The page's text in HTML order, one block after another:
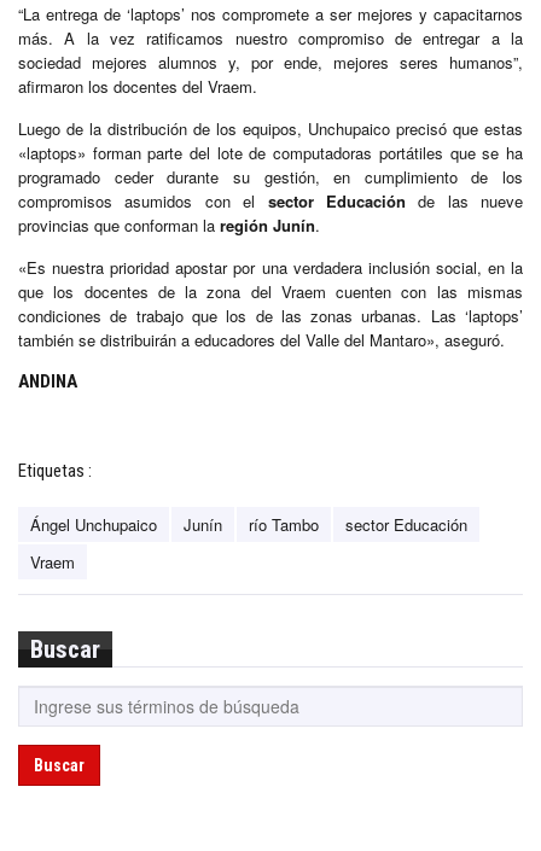
“La entrega de ‘laptops’ nos compromete a ser mejores y capacitarnos
más. A la vez ratificamos nuestro compromiso de entregar a la
sociedad mejores alumnos y, por ende, mejores seres humanos”,
afirmaron los docentes del Vraem.
Luego de la distribución de los equipos, Unchupaico precisó que estas
«laptops» forman parte del lote de computadoras portátiles que se ha
programado ceder durante su gestión, en cumplimiento de los
compromisos asumidos con el sector Educación de las nueve
provincias que conforman la región Junín.
«Es nuestra prioridad apostar por una verdadera inclusión social, en la
que los docentes de la zona del Vraem cuenten con las mismas
condiciones de trabajo que los de las zonas urbanas. Las ‘laptops’
también se distribuirán a educadores del Valle del Mantaro», aseguró.
ANDINA
Etiquetas :
Ángel Unchupaico Junín río Tambo
sector Educación
Vraem
Buscar
Buscar